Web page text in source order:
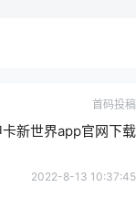
首码投稿
新世界app官网下载
2022-8-13 10:37:45